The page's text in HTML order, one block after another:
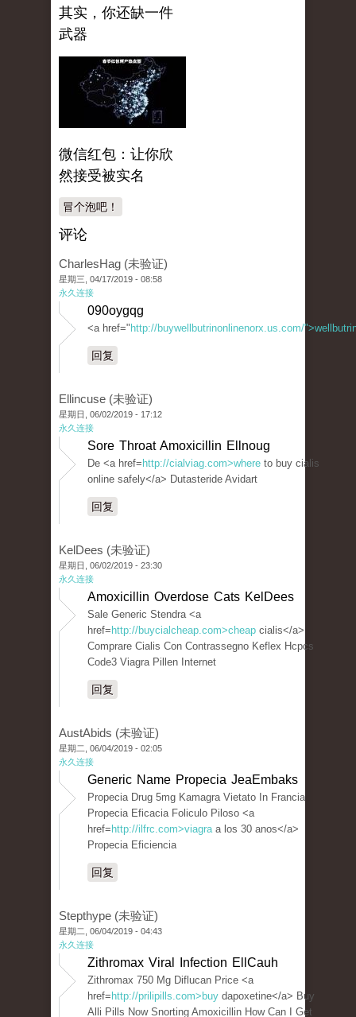
其实，你还缺一件
武器
微信红包：让你欣
然接受被实名
冒个泡吧！
评论
CharlesHag (未验证)
星期三, 04/17/2019 - 08:58
永久连接
090oygqg
<a href=" http://buywellbutrinonlinenorx.us.com/
回复
Ellincuse (未验证)
星期日, 06/02/2019 - 17:12
永久连接
Sore Throat Amoxicillin Ellnoug
De <a href= http://cialviag.com>where to buy cialis
online safely</a> Dutasteride Avidart
回复
KelDees (未验证)
星期日, 06/02/2019 - 23:30
永久连接
Amoxicillin Overdose Cats KelDees
Sale Generic Stendra <a
href= http://buycialcheap.com>cheap cialis</a>
Comprare Cialis Con Contrassegno Keflex Hcpcs
Code3 Viagra Pillen Internet
回复
AustAbids (未验证)
星期二, 06/04/2019 - 02:05
永久连接
Generic Name Propecia JeaEmbaks
Propecia Drug 5mg Kamagra Vietato In Francia
Propecia Eficacia Foliculo Piloso <a
href= http://ilfrc.com>viagraa los 30 anos</a>
Propecia Eficiencia
回复
Stepthype (未验证)
星期二, 06/04/2019 - 04:43
永久连接
Zithromax Viral Infection EllCauh
Zithromax 750 Mg Diflucan Price <a
href= http://prilipills.com>buy dapoxetine</a> Buy
Alli Pills Now Snorting Amoxicillin How Can I Get